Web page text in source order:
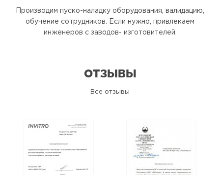
Производим пуско-наладку оборудования, валидацию,
обучение сотрудников. Если нужно, привлекаем
инженеров с заводов- изготовителей.
ОТЗЫВЫ
Все отзывы